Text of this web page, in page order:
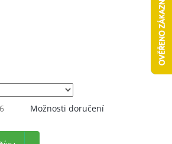
Možnosti doručení